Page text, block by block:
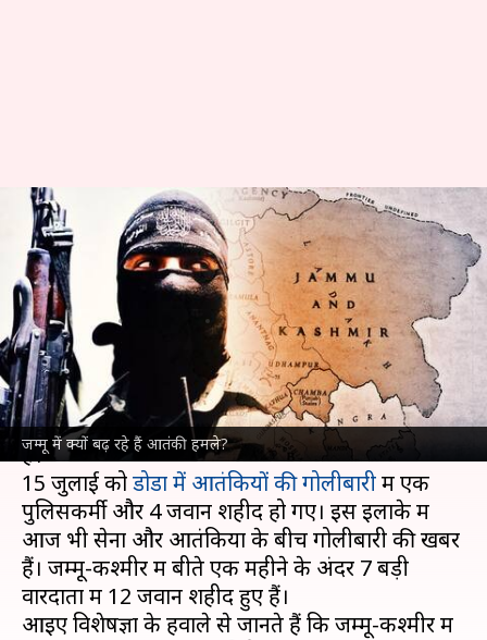
जम्मू में क्यों बढ़ रहे हैं आतंकी हमले?
#NewsBytesExplainer: जम्मू में
बढ़ते आतंकी हमलों के पीछे क्या
वजह बता रहे हैं विशेषज्ञ?
लेखन आबिद खान 12:23 pm
क्या है खबर?
जम्मू-कश्मीर
में लगातार आतंकी वारदातें बढ़ती जा रही
हैं।
15 जुलाई कोडोडा में आतंकियों की गोलीबारीमें एक
पुलिसकर्मी और 4 जवान शहीद हो गए। इस इलाके में
आज भी सेना और आतंकियों के बीच गोलीबारी की खबरें
हैं। जम्मू-कश्मीर में बीते एक महीने के अंदर 7 बड़ी
वारदातों में 12 जवान शहीद हुए हैं।
आइए विशेषज्ञों के हवाले से जानते हैं कि जम्मू-कश्मीर में